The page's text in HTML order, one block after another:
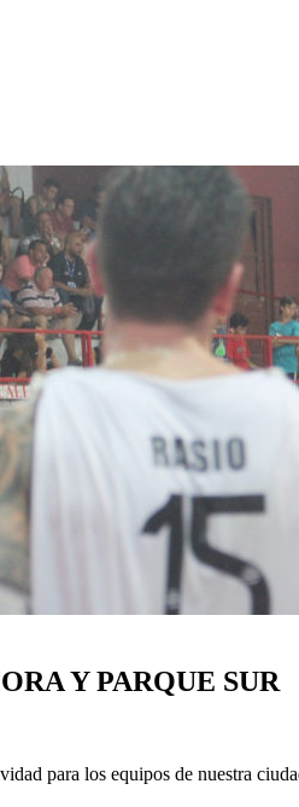
Y PARQUE SUR
para los equipos de nuestra